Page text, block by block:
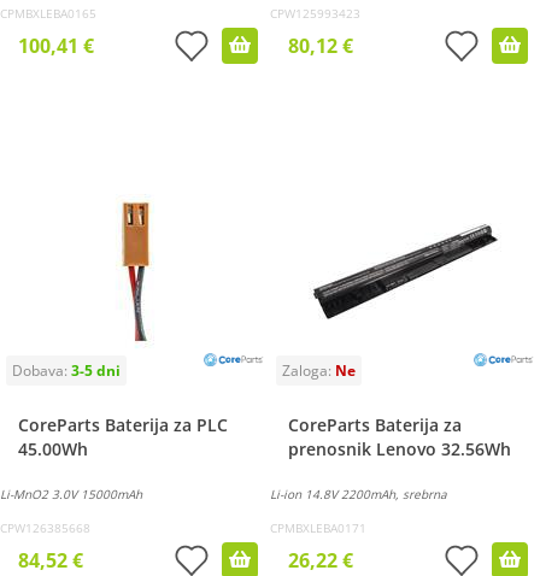
CPMBXLEBA0165
100,41 €
CPW125993423
80,12 €
CoreParts Baterija za PLC
45.00Wh
Li-MnO2 3.0V 15000mAh
CPW126385668
84,52 €
CoreParts Baterija za
prenosnik Lenovo 32.56Wh
Li-ion 14.8V 2200mAh, srebrna
CPMBXLEBA0171
26,22 €